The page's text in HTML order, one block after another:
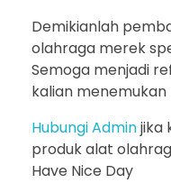
Demikianlah
olahraga merek
Semoga menjadi
kalian
Hubungi Adminjika
produk alat
Have Nice Day